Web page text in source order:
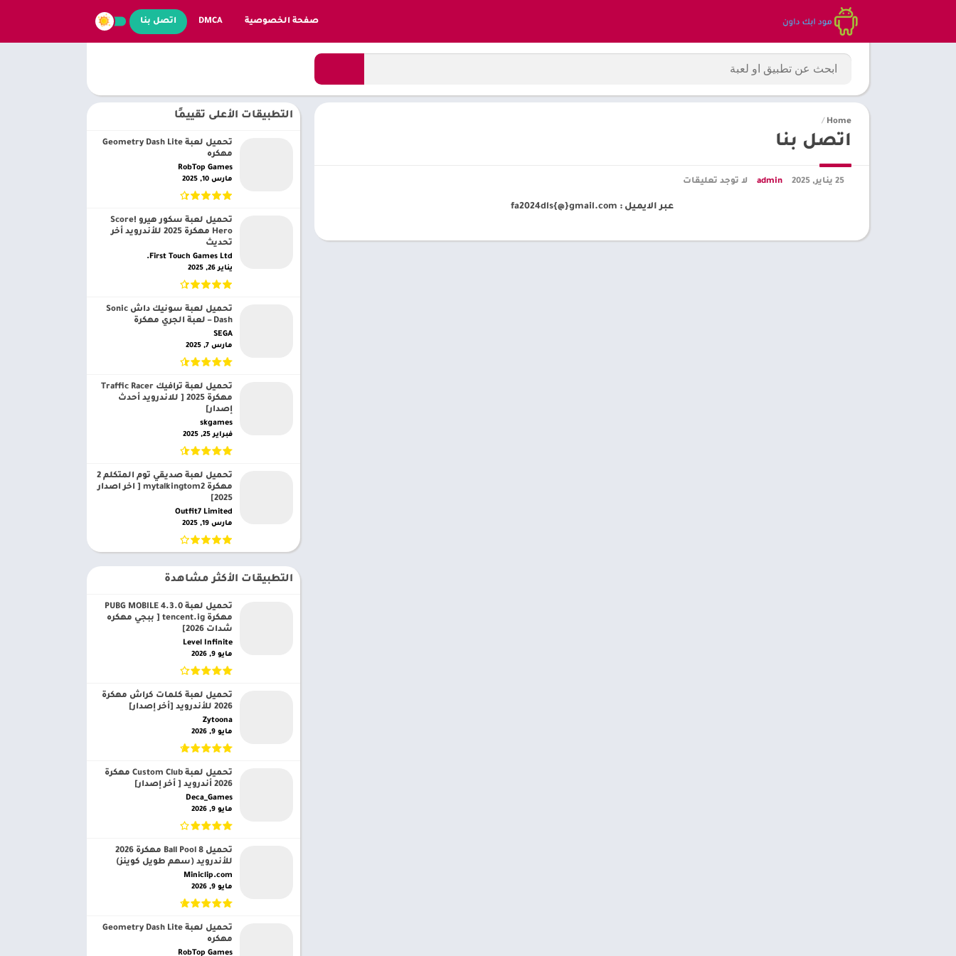
صفحة الخصوصية DMCA اتصل بنا
Home
/
اتصل بنا
25 يناير, 2025 admin لا توجد تعليقات
عبر الايميل : fa2024dls{@}gmail.com
التطبيقات الأعلى تقييمًا
تحميل لعبة Geometry Dash Lite
مهكره
RobTop Games‏
مارس 10, 2025
تحميل لعبة سكور هيرو Score!
Hero مهكرة 2025 للأندرويد أخر
تحديث
First Touch Games Ltd.‏
يناير 26, 2025
تحميل لعبة سونيك داش Sonic
Dash – لعبة الجري مهكرة
SEGA‏
مارس 7, 2025
تحميل لعبة ترافيك Traffic Racer
مهكرة 2025 [ للاندرويد أحدث
إصدار]
skgames‏
فبراير 25, 2025
تحميل لعبة صديقي توم المتكلم 2
مهكرة mytalkingtom2 [ اخر اصدار
2025]
Outfit7 Limited‏
مارس 19, 2025
التطبيقات الأكثر مشاهدة
تحميل لعبة PUBG MOBILE 4.3.0
مهكرة tencent.ig [ ببجي مهكره
شدات 2026]
Level Infinite‏
مايو 9, 2026
تحميل لعبة كلمات كراش مهكرة
2026 للأندرويد [أخر إصدار]
Zytoona‏
مايو 9, 2026
تحميل لعبة Custom Club مهكرة
2026 أندرويد [ أخر إصدار]
Deca_Games‏
مايو 9, 2026
تحميل 8 Ball Pool مهكرة 2026
للأندرويد (سهم طويل كوينز)
Miniclip.com‏
مايو 9, 2026
تحميل لعبة Geometry Dash Lite
مهكره
RobTop Games‏